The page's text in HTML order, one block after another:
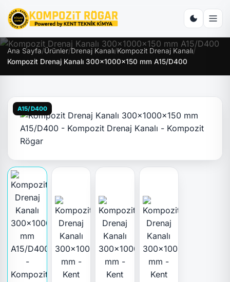
Ana Sayfa/Ürünler/Drenaj Kanalı/Kompozit Drenaj Kanalı/
Kompozit Drenaj Kanalı 300x1000x150 mm A15/D400
A15/D400